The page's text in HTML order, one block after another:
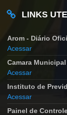
LINKS
Arom - Diário
Acessar
Camara
Acessar
Instituto de
Acessar
Painel de